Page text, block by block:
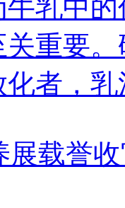
乳中
重要
者，
展载誉